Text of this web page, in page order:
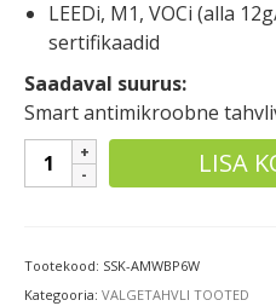
LEEDi, M1, VOCi (alla
sertifikaadid
Saadaval suurus:
Smart antimikroobne
Smart
antibakteriaalne
LISA
Tootekood: SSK-AMWBP6W
Kategooria: VALGETAHVLI TOOTED